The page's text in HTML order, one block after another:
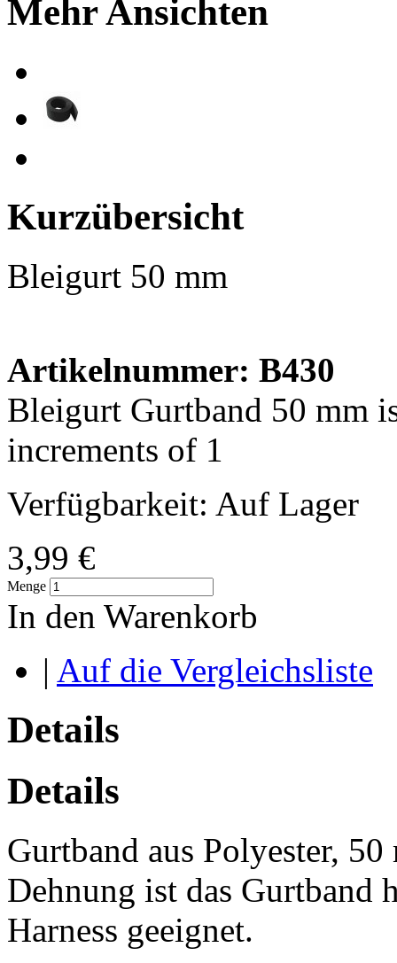
Mehr Ansichten
Kurzübersicht
Bleigurt 50 mm
Artikelnummer: B430
Bleigurt Gurtband 50 mm
increments of 1
Verfügbarkeit: Auf Lager
3,99 €
Menge
In den Warenkorb
| Auf die Vergleichsliste
Details
Details
Gurtband aus Polyester,
Dehnung ist das Gurtband
Harness geeignet.